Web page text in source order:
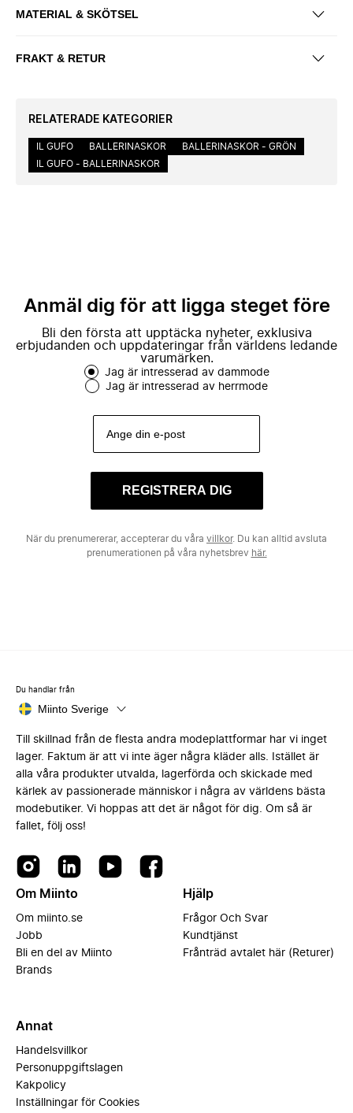
MATERIAL & SKÖTSEL
FRAKT & RETUR
RELATERADE KATEGORIER
IL GUFO BALLERINASKOR
BALLERINASKOR - GRÖN
IL GUFO - BALLERINASKOR
Anmäl dig för att ligga steget före
Bli den första att upptäcka nyheter, exklusiva
erbjudanden och uppdateringar från världens ledande
varumärken.
Jag är intresserad av dammode
Jag är intresserad av herrmode
REGISTRERA DIG
När du prenumererar, accepterar du våra villkor. Du kan alltid avsluta
prenumerationen på våra nyhetsbrev här.
Du handlar från
Miinto Sverige
Till skillnad från de flesta andra modeplattformar har vi inget
lager. Faktum är att vi inte äger några kläder alls. Istället är
alla våra produkter utvalda, lagerförda och skickade med
kärlek av passionerade människor i några av världens bästa
modebutiker. Vi hoppas att det är något för dig. Om så är
fallet, följ oss!
Om Miinto
Om miinto.se
Jobb
Bli en del av Miinto
Brands
Hjälp
Frågor Och Svar
Kundtjänst
Frånträd avtalet här (Returer)
Annat
Handelsvillkor
Personuppgiftslagen
Kakpolicy
Inställningar för Cookies